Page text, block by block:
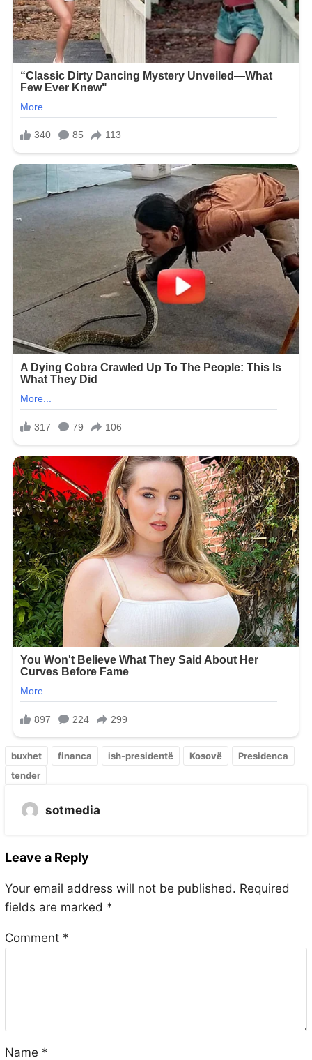
buxhet financa ish-presidentë Kosovë
Presidenca
tender
sotmedia
Leave a Reply
Your email address will not be published. Required
fields are marked *
Comment *
Name *